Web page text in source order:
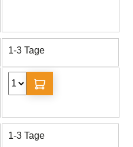
1-3 Tage
1-3 Tage